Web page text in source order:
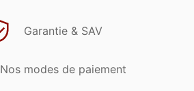
Garantie & SAV
Nos modes de paiement